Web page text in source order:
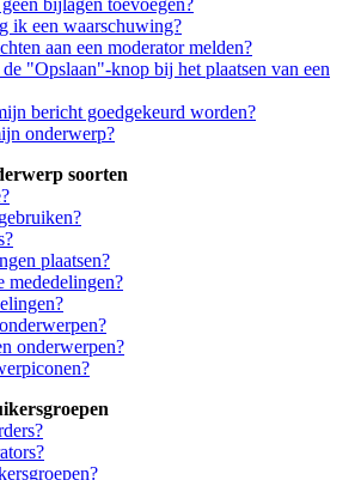
ik een waarschuwing?
aan een moderator melden?
"Opslaan"-knop bij het plaatsen van een
bericht goedgekeurd worden?
onderwerp?
soorten
plaatsen?
mededelingen?
onderwerpen?